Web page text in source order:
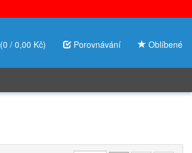
(0 / 0,00 Kč) Porovnávání Oblíbené